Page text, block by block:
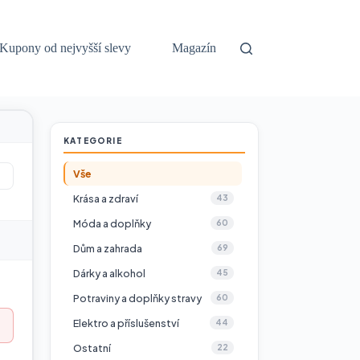
Kupony od nejvyšší slevy Magazín
KATEGORIE
Vše
Krása a zdraví
43
Móda a doplňky 60
Dům a zahrada 69
Dárky a alkohol 45
Potraviny a doplňky stravy 60
Elektro a příslušenství 44
Ostatní 22